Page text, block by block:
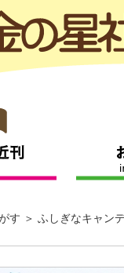
す ふしぎなキャン